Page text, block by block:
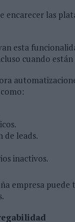
encarecer las
esta
cuando
de leads.
inactivos.
empresa